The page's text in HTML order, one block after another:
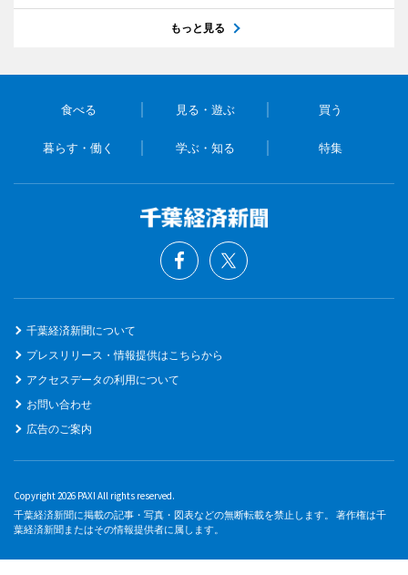
もっと見る
食べる 見る・遊ぶ 買う
暮らす・働く 学ぶ・知る 特集
千葉経済新聞について
プレスリリース・情報提供はこちらから
アクセスデータの利用について
お問い合わせ
広告のご案内
Copyright 2026 PAXI All rights reserved.
千葉経済新聞に掲載の記事・写真・図表などの無断転載を禁止します。 著作権は千
葉経済新聞またはその情報提供者に属します。